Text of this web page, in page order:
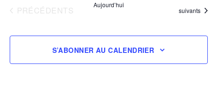
ÉVÈNEMENTS
PRÉCÉDENTS
Aujourd’hui
Évènements
suivants
S’ABONNER AU CALENDRIER